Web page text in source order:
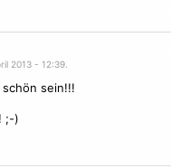
2013 - 12:39.
sein!!!
;-)